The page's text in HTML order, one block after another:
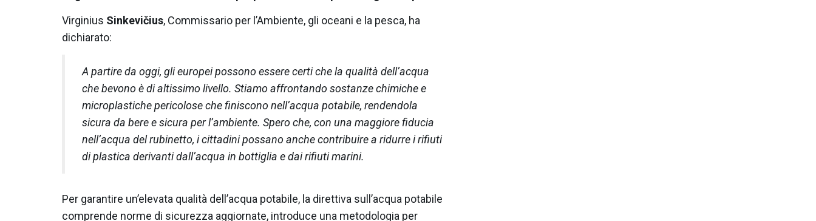
Virginius Sinkevičius, Commissario per l’Ambiente, gli oceani e la pesca, ha
dichiarato:
A partire da oggi, gli europei possono essere certi che la qualità dell’acqua
che bevono è di altissimo livello. Stiamo affrontando sostanze chimiche e
microplastiche pericolose che finiscono nell’acqua potabile, rendendola
sicura da bere e sicura per l’ambiente. Spero che, con una maggiore fiducia
nell’acqua del rubinetto, i cittadini possano anche contribuire a ridurre i rifiuti
di plastica derivanti dall’acqua in bottiglia e dai rifiuti marini.
Per garantire un’elevata qualità dell’acqua potabile, la direttiva sull’acqua potabile
comprende norme di sicurezza aggiornate, introduce una metodologia per